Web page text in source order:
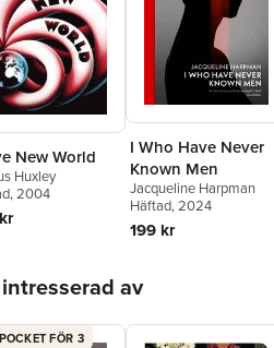
New World
Huxley
, 2004
I Who Have Never
Known Men
Jacqueline Harpman
Häftad, 2024
199 kr
av
FÖR 3